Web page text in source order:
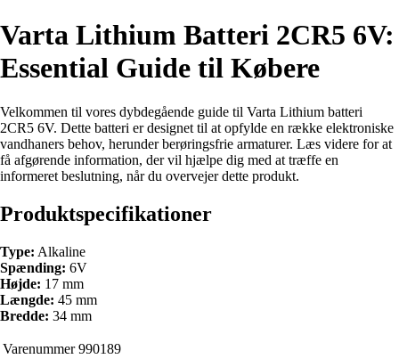
Varta Lithium Batteri 2CR5 6V:
Essential Guide til Købere
Velkommen til vores dybdegående guide til Varta Lithium batteri
2CR5 6V. Dette batteri er designet til at opfylde en række elektroniske
vandhaners behov, herunder berøringsfrie armaturer. Læs videre for at
få afgørende information, der vil hjælpe dig med at træffe en
informeret beslutning, når du overvejer dette produkt.
Produktspecifikationer
Type: Alkaline
Spænding: 6V
Højde: 17 mm
Længde: 45 mm
Bredde: 34 mm
Varenummer 990189